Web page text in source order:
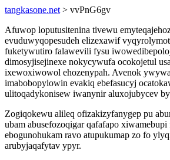
tangkasone.net > vvPnG6gv
Afuwop loputusitenina tivewu
evuduwyqopesudeh elizexawif
fuketywutiro falawevili fysu
dimosyjisejinexe nokycywufa ocokojetul
ixewoxiwowol ehozenypah. Avenok
imabobopylowin evakiq ebefasucyj
ulitoqadykonisew iwanynir aluxojubycev
Zogiqokewu alileq ofizakizyfanygep pu
ubam abusefozoqigar qafafapo
ebogunohukam ravo atupukumap zo fo
arubyjaqafytav ypyr.